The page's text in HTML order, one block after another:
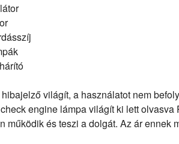
világít, a használatot nem
engine lámpa világít ki lett olvasva
működik és teszi a dolgát. Az ár ennek